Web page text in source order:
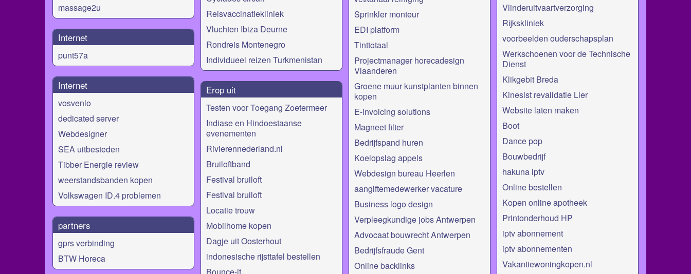
massage2u
Internet
punt57a
Internet
vosvenlo
dedicated server
Webdesigner
SEA uitbesteden
Tibber Energie review
weerstandsbanden kopen
Volkswagen ID.4 problemen
partners
gprs verbinding
BTW Horeca
Reisvaccinatiekliniek
Vluchten Ibiza Deurne
Rondreis Montenegro
Individueel reizen Turkmenistan
Erop uit
Testen voor Toegang Zoetermeer
Indiase en Hindoestaanse
evenementen
Rivierennederland.nl
Bruiloftband
Festival bruiloft
Festival bruiloft
Locatie trouw
Mobilhome kopen
Dagje uit Oosterhout
indonesische rijsttafel bestellen
Bounce-it
Sprinkler monteur
EDI platform
Tinttotaal
Projectmanager horecadesign
Vlaanderen
Groene muur kunstplanten binnen
kopen
E-invoicing solutions
Magneet filter
Bedrijfspand huren
Koelopslag appels
Webdesign bureau Heerlen
aangiftemedewerker vacature
Business logo design
Verpleegkundige jobs Antwerpen
Advocaat bouwrecht Antwerpen
Bedrijfsfraude Gent
Online backlinks
Vlinderuitvaartverzorging
Rijkskliniek
voorbeelden ouderschapsplan
Werkschoenen voor de Technische
Dienst
Klikgebit Breda
Kinesist revalidatie Lier
Website laten maken
Boot
Dance pop
Bouwbedrijf
hakuna iptv
Online bestellen
Kopen online apotheek
Printonderhoud HP
iptv abonnement
iptv abonnementen
Vakantiewoningkopen.nl